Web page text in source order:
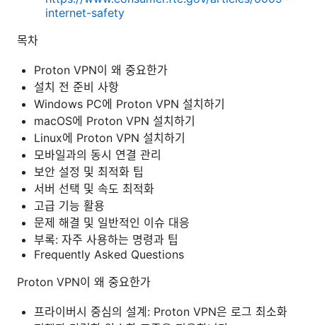
internet-safety
목차
Proton VPN이 왜 중요한가
설치 전 준비 사항
Windows PC에 Proton VPN 설치하기
macOS에 Proton VPN 설치하기
Linux에 Proton VPN 설치하기
모바일과의 동시 연결 관리
보안 설정 및 최적화 팁
서버 선택 및 속도 최적화
고급 기능 활용
문제 해결 및 일반적인 이슈 대응
부록: 자주 사용하는 명령과 팁
Frequently Asked Questions
Proton VPN이 왜 중요한가
프라이버시 중심의 설계: Proton VPN은 로그 최소화